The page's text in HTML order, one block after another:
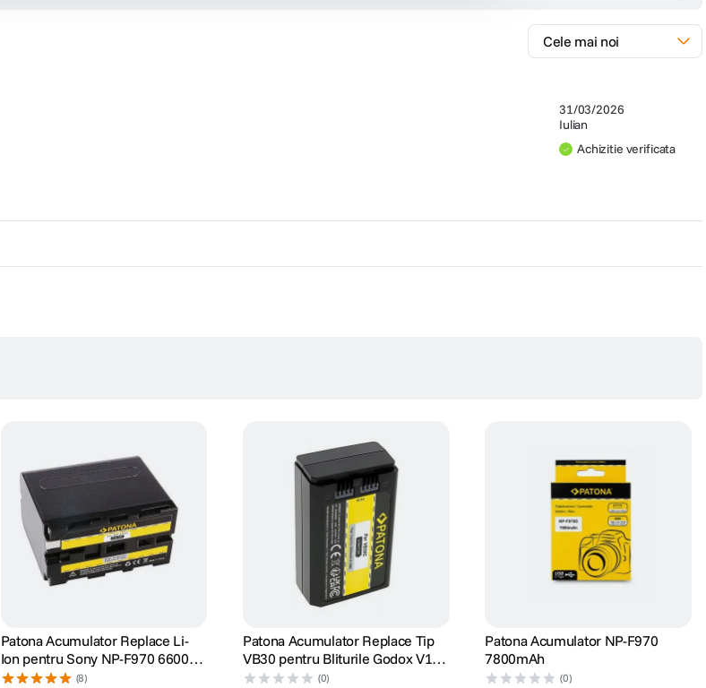
31/03/2026
Iulian
Achizitie verificata
Patona Acumulator Replace Li-
Ion pentru Sony NP-F970 6600
mAh 7.2V
(8)
Patona Acumulator Replace Tip
VB30 pentru Bliturile Godox V1
Pro/V1/V860III cu USB-C
(0)
Patona Acumulator NP-F970
7800mAh
(0)